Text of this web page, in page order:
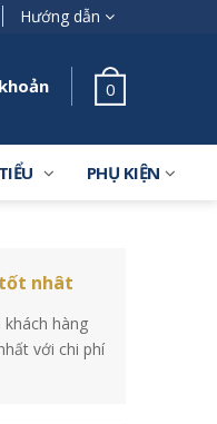
Hướng dẫn
0
PHỤ KIỆN
nhât
hàng
với chi phí